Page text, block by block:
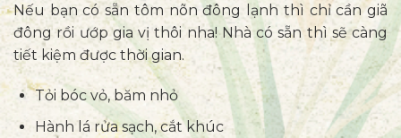
Nếu bạn có sẵn tôm nõn đông lạnh thì chỉ cần giã
đông rồi ướp gia vị thôi nha! Nhà có sẵn thì sẽ càng
tiết kiệm được thời gian.
Tỏi bóc vỏ, băm nhỏ
Hành lá rửa sạch, cắt khúc